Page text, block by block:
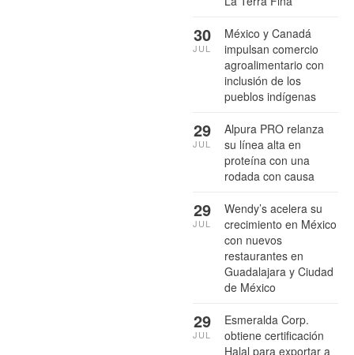
México y Canadá
impulsan comercio
agroalimentario con
inclusión de los
pueblos indígenas
30
JUL
Alpura PRO relanza
su línea alta en
proteína con una
rodada con causa
29
JUL
Wendy’s acelera su
crecimiento en México
con nuevos
restaurantes en
Guadalajara y Ciudad
de México
29
JUL
Esmeralda Corp.
obtiene certificación
Halal para exportar a
29
JUL